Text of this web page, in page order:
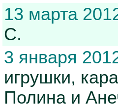
13 марта
С.
3 января
игрушки,
Полина и